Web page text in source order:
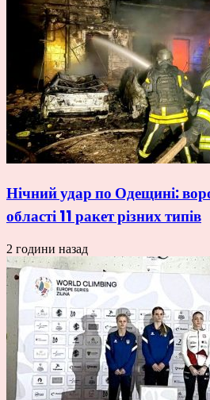
Нічний удар по Одещині:
області 11 ракет різних типів
2 години назад